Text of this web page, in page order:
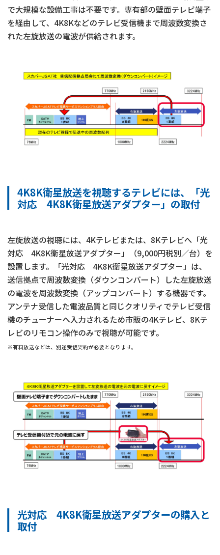
で大規模な設備工事は不要です。専有部の壁面テレビ端子
を経由して、4K8Kなどのテレビ受信機まで周波数変換さ
れた左旋放送の電波が供給されます。
4K8K衛星放送を視聴するテレビには、「光
対応 4K8K衛星放送アダプター」の取付
左旋放送の視聴には、4Kテレビまたは、8Kテレビへ「光
対応 4K8K衛星放送アダプター」（9,000円税別／台）を
設置します。「光対応 4K8K衛星放送アダプター」は、
送信拠点で周波数変換（ダウンコンバート）した左旋放送
の電波を周波数変換（アップコンバート）する機器です。
アンテナ受信した電波品質と同じクオリティでテレビ受信
機のチューナーへ入力されるため市販の4Kテレビ、8Kテ
レビのリモコン操作のみで視聴が可能です。
※有料放送などは、別途受信契約が必要となります。
光対応 4K8K衛星放送アダプターの購入と
取付